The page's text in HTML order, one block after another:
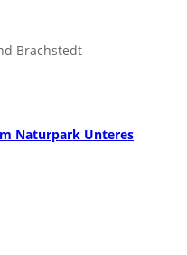
Brachstedt
Naturpark Unteres